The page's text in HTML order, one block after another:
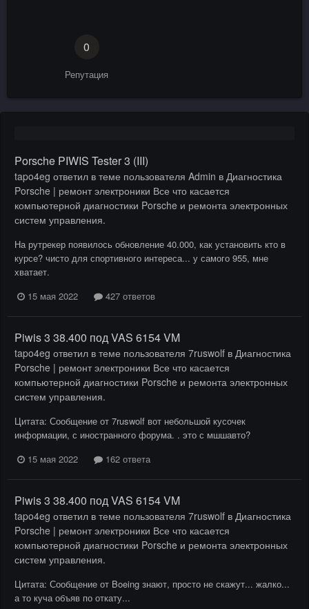
0
Репутация
Porsche PIWIS Tester 3 (III)
tapo4eg ответил в теме пользователя Admin в Диагностика
Porsche | ремонт электроники Все что касается
компьютерной диагностики Porsche и ремонта электронных
систем управления.
На рутрекер появилось обновление 40.000, как установить кто в
курсе? чисто для спортивного интереса... у самого 955, мне
хватает.
15 мая 2022
427 ответов
Piwis 3 38.400 под VAS 6154 VM
tapo4eg ответил в теме пользователя 7ruswolf в Диагностика
Porsche | ремонт электроники Все что касается
компьютерной диагностики Porsche и ремонта электронных
систем управления.
Цитата: Сообщение от 7ruswolf вот небольшой кусочек
информации, с иностранного форума. . это с мшшавто?
15 мая 2022
162 ответа
Piwis 3 38.400 под VAS 6154 VM
tapo4eg ответил в теме пользователя 7ruswolf в Диагностика
Porsche | ремонт электроники Все что касается
компьютерной диагностики Porsche и ремонта электронных
систем управления.
Цитата: Сообщение от Boeing знают, просто не скажут... жалко...
а то куча объяв по откату...